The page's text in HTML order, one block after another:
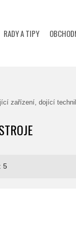
RADY A TIPY
zařízení, dojící
5